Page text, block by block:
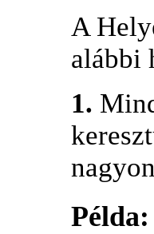
A
alábbi
1.
Példa: